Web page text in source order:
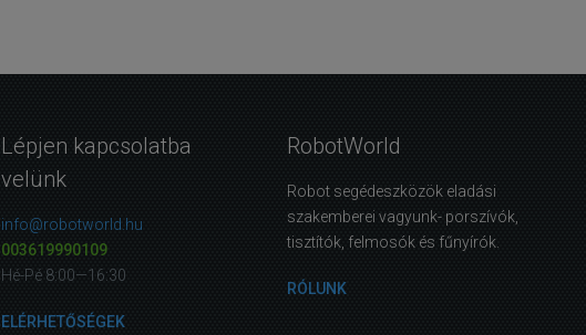
Lépjen kapcsolatba
velünk
info@robotworld.hu
003619990109
Hé-Pé 8:00—16:30
ELÉRHETŐSÉGEK
RobotWorld
Robot segédeszközök eladási
szakemberei vagyunk- porszívók,
tisztítók, felmosók és fűnyírók.
RÓLUNK